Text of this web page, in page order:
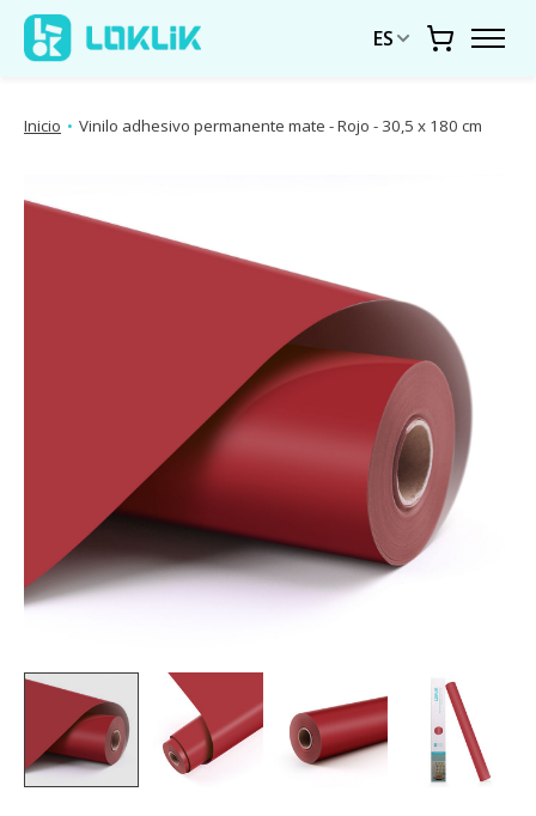
ES Carrito
Inicio • Vinilo adhesivo permanente mate - Rojo - 30,5 x 180 cm